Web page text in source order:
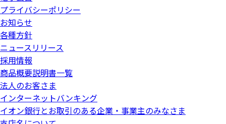
プライバシーポリシー
お知らせ
各種方針
ニュースリリース
採用情報
商品概要説明書一覧
法人のお客さま
インターネットバンキング
イオン銀行とお取引のある企業・事業主のみなさま